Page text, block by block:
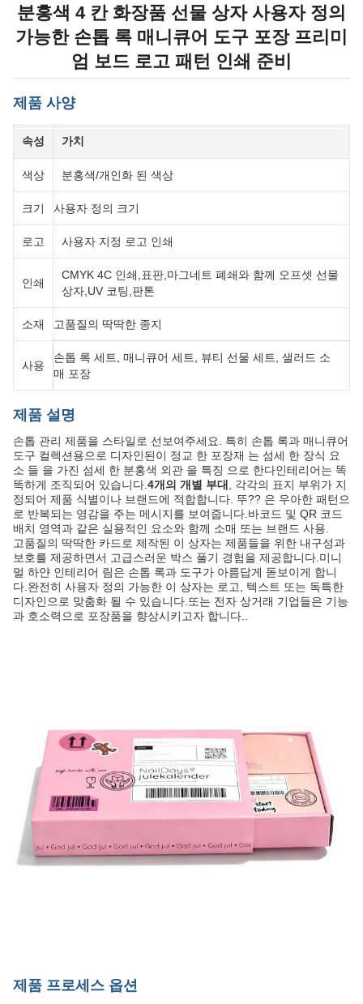
분홍색 4 칸 화장품 선물 상자 사용자 정의
가능한 손톱 록 매니큐어 도구 포장 프리미
엄 보드 로고 패턴 인쇄 준비
제품 사양
속성 가치
색상 분홍색/개인화 된 색상
크기 사용자 정의 크기
로고 사용자 지정 로고 인쇄
인쇄
CMYK 4C 인쇄,표판,마그네트 폐쇄와 함께 오프셋 선물
상자,UV 코팅,판톤
소재 고품질의 딱딱한 종지
사용
손톱 록 세트, 매니큐어 세트, 뷰티 선물 세트, 샐러드 소
매 포장
제품 설명
손톱 관리 제품을 스타일로 선보여주세요. 특히 손톱 록과 매니큐어
도구 컬렉션용으로 디자인된이 정교 한 포장재 는 섬세 한 장식 요
소 들 을 가진 섬세 한 분홍색 외관 을 특징 으로 한다인테리어는 똑
똑하게 조직되어 있습니다. 4개의 개별 부대
, 각각의 표지 부위가 지
정되어 제품 식별이나 브랜드에 적합합니다. 뚜?? 은 우아한 패턴으
로 반복되는 영감을 주는 메시지를 보여줍니다.바코드 및 QR 코드
배치 영역과 같은 실용적인 요소와 함께 소매 또는 브랜드 사용.
고품질의 딱딱한 카드로 제작된 이 상자는 제품들을 위한 내구성과
보호를 제공하면서 고급스러운 박스 풀기 경험을 제공합니다.미니
멀 하얀 인테리어 림은 손톱 록과 도구가 아름답게 돋보이게 합니
다.완전히 사용자 정의 가능한 이 상자는 로고, 텍스트 또는 독특한
디자인으로 맞춤화 될 수 있습니다.또는 전자 상거래 기업들은 기능
과 호소력으로 포장품을 향상시키고자 합니다..
제품 프로세스 옵션